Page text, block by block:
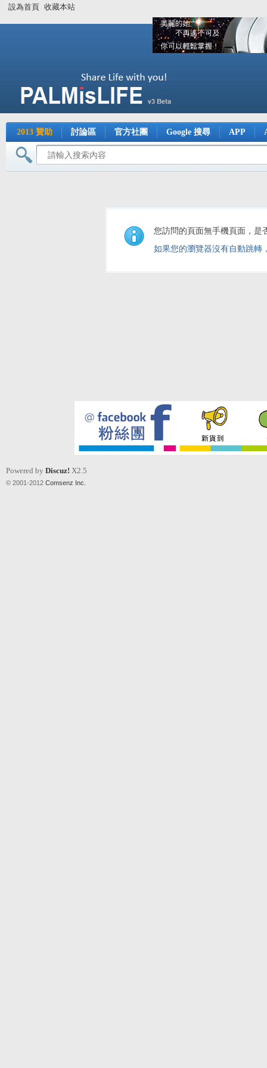
設為首頁 收藏本站
2013 贊助 討論區 官方社團 Google 搜尋 APP
您訪問的頁面無手機頁面，是
如果您的瀏覽器沒有自動跳轉
Powered by Discuz! X2.5
© 2001-2012 Comsenz Inc.